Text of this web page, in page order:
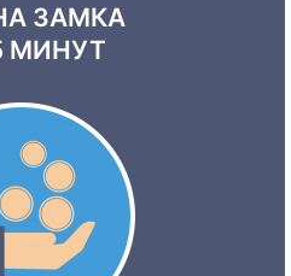
ЗАМКА
МИНУТ